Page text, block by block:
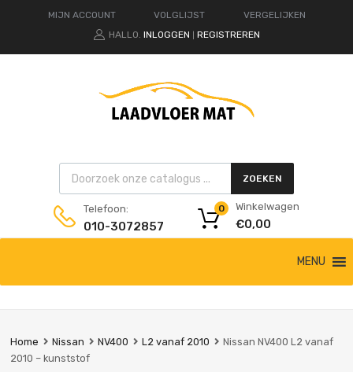
MIJN ACCOUNT VOLGLIJST
VERGELIJKEN
HALLO. INLOGGEN REGISTREREN
Products search ZOEKEN
Telefoon:
010-3072857
Winkelwagen
€0,00
0
de
MENU
Home Nissan NV400 L2 vanaf 2010
Nissan NV400 L2 vanaf
2010 – kunststof